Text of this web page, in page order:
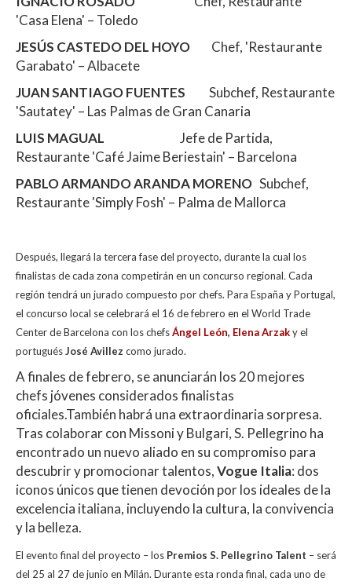
'Casa Elena' – Toledo
JESÚS CASTEDO DEL HOYO Chef, 'Restaurante
Garabato' – Albacete
JUAN SANTIAGO FUENTES Subchef, Restaurante
'Sautatey' – Las Palmas de Gran Canaria
LUIS MAGUAL Jefe de Partida,
Restaurante 'Café Jaime Beriestain' – Barcelona
PABLO ARMANDO ARANDA MORENO Subchef,
Restaurante 'Simply Fosh' – Palma de Mallorca
Después, llegará la tercera fase del proyecto, durante la cual los
finalistas de cada zona competirán en un concurso regional.Cada
región tendrá un jurado compuesto por chefs. Para España y Portugal,
el concurso local se celebrará el 16 de febrero en el World Trade
Center de Barcelona con los chefsÁngel León, Elena Arzaky el
portuguésJosé Avillez como jurado.
A finales de febrero, se anunciarán los 20 mejores
chefs jóvenes considerados finalistas
oficiales.También habrá una extraordinaria sorpresa.
Tras colaborar con Missoni y Bulgari, S. Pellegrino ha
encontrado un nuevo aliado en su compromiso para
descubrir y promocionar talentos,Vogue Italia: dos
iconos únicos que tienen devoción por los ideales de la
excelencia italiana, incluyendo la cultura, la convivencia
y la belleza.
El evento final del proyecto – los Premios S. Pellegrino Talent – será
del 25 al 27 de junio en Milán. Durante esta ronda final, cada uno de